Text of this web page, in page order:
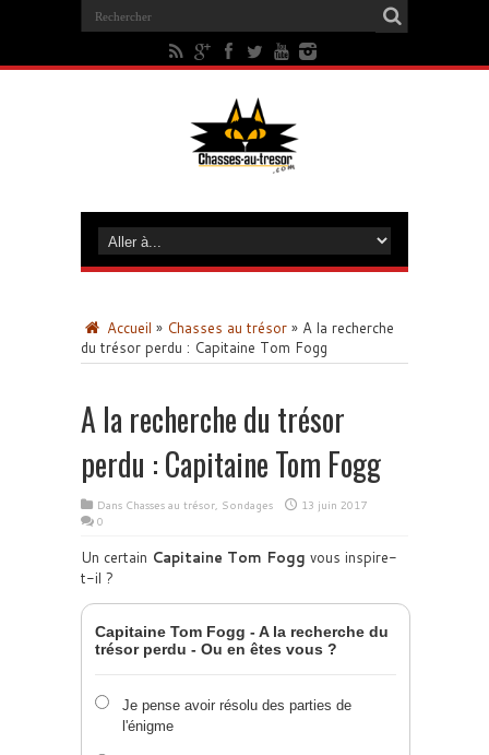
Accueil » Chasses au trésor » A la recherche
du trésor perdu : Capitaine Tom Fogg
A la recherche du trésor
perdu : Capitaine Tom Fogg
Dans Chasses au trésor, Sondages
13 juin 2017
0
Un certain Capitaine Tom Fogg vous inspire-
t-il ?
Capitaine Tom Fogg - A la recherche du
trésor perdu - Ou en êtes vous ?
Je pense avoir résolu des parties de
l'énigme